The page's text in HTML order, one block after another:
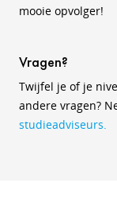
mooie opvolger!
Vragen?
Twijfel je of je
andere vragen?
studieadviseurs.